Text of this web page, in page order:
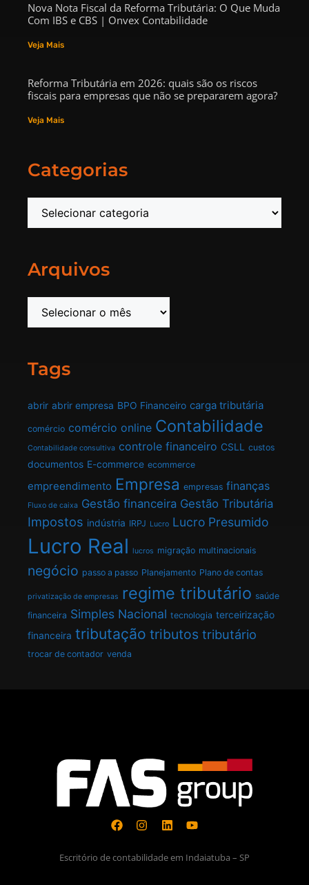
Nova Nota Fiscal da Reforma Tributária: O Que Muda
Com IBS e CBS | Onvex Contabilidade
Veja Mais
Reforma Tributária em 2026: quais são os riscos
fiscais para empresas que não se prepararem agora?
Veja Mais
Categorias
Arquivos
Tags
abrir abrir empresa BPO Financeiro carga tributária
comércio comércio online Contabilidade
Contabilidade consultiva controle financeiro CSLL custos
documentos E-commerce ecommerce
empreendimento Empresa empresas finanças
Fluxo de caixa Gestão financeira Gestão Tributária
Impostos indústria IRPJ Lucro Lucro Presumido
Lucro Real lucros migração multinacionais
negócio passo a passo Planejamento Plano de contas
privatização de empresas regime tributário saúde
financeira Simples Nacional tecnologia terceirização
financeira tributação tributos tributário
trocar de contador venda
Escritório de contabilidade em Indaiatuba – SP